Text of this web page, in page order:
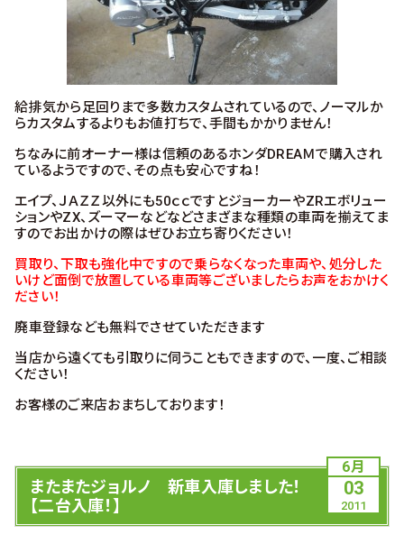
給排気から足回りまで多数カスタムされているので、ノーマルか
らカスタムするよりもお値打ちで、手間もかかりません！
ちなみに前オーナー様は信頼のあるホンダDREAＭで購入され
ているようですので、その点も安心ですね！
エイプ、ＪＡＺＺ以外にも50ｃｃですとジョーカーやZRエボリュー
ションやZX、ズーマーなどなどさまざまな種類の車両を揃えてま
すのでお出かけの際はぜひお立ち寄りください！
買取り、下取も強化中ですので乗らなくなった車両や、処分した
いけど面倒で放置している車両等ございましたらお声をおかけく
ださい！
廃車登録なども無料でさせていただきます
当店から遠くても引取りに伺うこともできますので、一度、ご相談
ください！
お客様のご来店おまちしております！
6月
03
2011
またまたジョルノ 新車入庫しました！
【二台入庫！】